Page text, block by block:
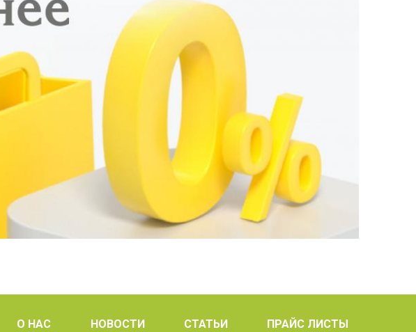
О НАС НОВОСТИ СТАТЬИ ПРАЙС ЛИСТЫ